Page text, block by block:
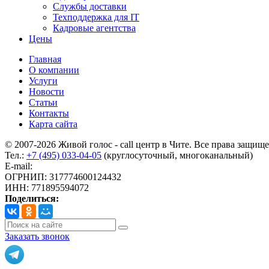
Службы доставки
Техподдержка для IT
Кадровые агентства
Цены
Главная
О компании
Услуги
Новости
Статьи
Контакты
Карта сайта
© 2007-2026 Живой голос - call центр в Чите. Все права
Тел.: +7 (495) 033-04-05 (круглосуточный, многоканальный)
E-mail:
ОГРНИП: 317774600124432
ИНН: 771895594072
Поделиться:
Заказать звонок